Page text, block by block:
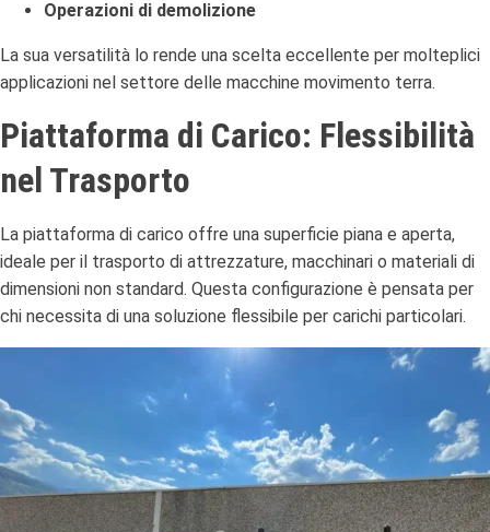
Operazioni di demolizione
La sua versatilità lo rende una scelta eccellente per molteplici
applicazioni nel settore delle macchine movimento terra.
Piattaforma di Carico: Flessibilità
nel Trasporto
La piattaforma di carico offre una superficie piana e aperta,
ideale per il trasporto di attrezzature, macchinari o materiali di
dimensioni non standard. Questa configurazione è pensata per
chi necessita di una soluzione flessibile per carichi particolari.